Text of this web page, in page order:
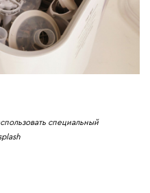
специальный